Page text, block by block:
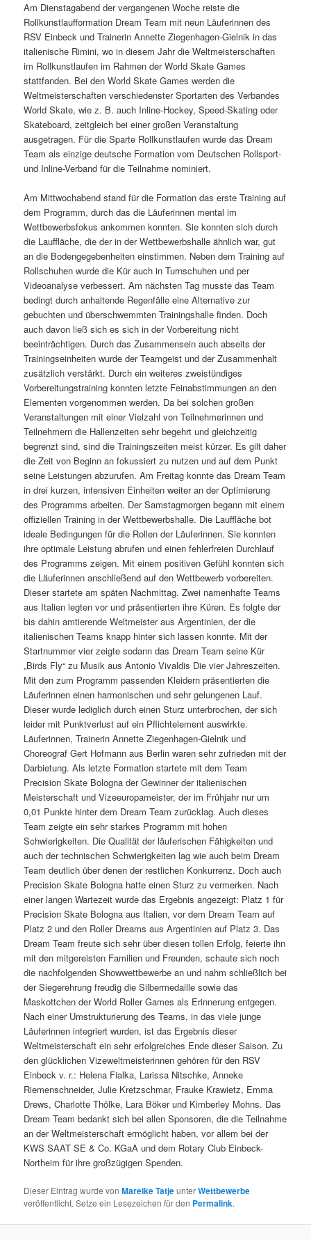
Am Dienstagabend der vergangenen Woche reiste die
Rollkunstlaufformation Dream Team mit neun Läuferinnen des
RSV Einbeck und Trainerin Annette Ziegenhagen-Gielnik in das
italienische Rimini, wo in diesem Jahr die Weltmeisterschaften
im Rollkunstlaufen im Rahmen der World Skate Games
stattfanden. Bei den World Skate Games werden die
Weltmeisterschaften verschiedenster Sportarten des Verbandes
World Skate, wie z. B. auch Inline-Hockey, Speed-Skating oder
Skateboard, zeitgleich bei einer großen Veranstaltung
ausgetragen. Für die Sparte Rollkunstlaufen wurde das Dream
Team als einzige deutsche Formation vom Deutschen Rollsport-
und Inline-Verband für die Teilnahme nominiert.
Am Mittwochabend stand für die Formation das erste Training auf
dem Programm, durch das die Läuferinnen mental im
Wettbewerbsfokus ankommen konnten. Sie konnten sich durch
die Lauffläche, die der in der Wettbewerbshalle ähnlich war, gut
an die Bodengegebenheiten einstimmen. Neben dem Training auf
Rollschuhen wurde die Kür auch in Turnschuhen und per
Videoanalyse verbessert. Am nächsten Tag musste das Team
bedingt durch anhaltende Regenfälle eine Alternative zur
gebuchten und überschwemmten Trainingshalle finden. Doch
auch davon ließ sich es sich in der Vorbereitung nicht
beeinträchtigen. Durch das Zusammensein auch abseits der
Trainingseinheiten wurde der Teamgeist und der Zusammenhalt
zusätzlich verstärkt. Durch ein weiteres zweistündiges
Vorbereitungstraining konnten letzte Feinabstimmungen an den
Elementen vorgenommen werden. Da bei solchen großen
Veranstaltungen mit einer Vielzahl von Teilnehmerinnen und
Teilnehmern die Hallenzeiten sehr begehrt und gleichzeitig
begrenzt sind, sind die Trainingszeiten meist kürzer. Es gilt daher
die Zeit von Beginn an fokussiert zu nutzen und auf dem Punkt
seine Leistungen abzurufen. Am Freitag konnte das Dream Team
in drei kurzen, intensiven Einheiten weiter an der Optimierung
des Programms arbeiten. Der Samstagmorgen begann mit einem
offiziellen Training in der Wettbewerbshalle. Die Lauffläche bot
ideale Bedingungen für die Rollen der Läuferinnen. Sie konnten
ihre optimale Leistung abrufen und einen fehlerfreien Durchlauf
des Programms zeigen. Mit einem positiven Gefühl konnten sich
die Läuferinnen anschließend auf den Wettbewerb vorbereiten.
Dieser startete am späten Nachmittag. Zwei namenhafte Teams
aus Italien legten vor und präsentierten ihre Küren. Es folgte der
bis dahin amtierende Weltmeister aus Argentinien, der die
italienischen Teams knapp hinter sich lassen konnte. Mit der
Startnummer vier zeigte sodann das Dream Team seine Kür
„Birds Fly“ zu Musik aus Antonio Vivaldis Die vier Jahreszeiten.
Mit den zum Programm passenden Kleidern präsentierten die
Läuferinnen einen harmonischen und sehr gelungenen Lauf.
Dieser wurde lediglich durch einen Sturz unterbrochen, der sich
leider mit Punktverlust auf ein Pflichtelement auswirkte.
Läuferinnen, Trainerin Annette Ziegenhagen-Gielnik und
Choreograf Gert Hofmann aus Berlin waren sehr zufrieden mit der
Darbietung. Als letzte Formation startete mit dem Team
Precision Skate Bologna der Gewinner der italienischen
Meisterschaft und Vizeeuropameister, der im Frühjahr nur um
0,01 Punkte hinter dem Dream Team zurücklag. Auch dieses
Team zeigte ein sehr starkes Programm mit hohen
Schwierigkeiten. Die Qualität der läuferischen Fähigkeiten und
auch der technischen Schwierigkeiten lag wie auch beim Dream
Team deutlich über denen der restlichen Konkurrenz. Doch auch
Precision Skate Bologna hatte einen Sturz zu vermerken. Nach
einer langen Wartezeit wurde das Ergebnis angezeigt: Platz 1 für
Precision Skate Bologna aus Italien, vor dem Dream Team auf
Platz 2 und den Roller Dreams aus Argentinien auf Platz 3. Das
Dream Team freute sich sehr über diesen tollen Erfolg, feierte ihn
mit den mitgereisten Familien und Freunden, schaute sich noch
die nachfolgenden Showwettbewerbe an und nahm schließlich bei
der Siegerehrung freudig die Silbermedaille sowie das
Maskottchen der World Roller Games als Erinnerung entgegen.
Nach einer Umstrukturierung des Teams, in das viele junge
Läuferinnen integriert wurden, ist das Ergebnis dieser
Weltmeisterschaft ein sehr erfolgreiches Ende dieser Saison. Zu
den glücklichen Vizeweltmeisterinnen gehören für den RSV
Einbeck v. r.: Helena Fialka, Larissa Nitschke, Anneke
Riemenschneider, Julie Kretzschmar, Frauke Krawietz, Emma
Drews, Charlotte Thölke, Lara Böker und Kimberley Mohns. Das
Dream Team bedankt sich bei allen Sponsoren, die die Teilnahme
an der Weltmeisterschaft ermöglicht haben, vor allem bei der
KWS SAAT SE & Co. KGaA und dem Rotary Club Einbeck-
Northeim für ihre großzügigen Spenden.
Dieser Eintrag wurde vonMareike TatjeunterWettbewerbe
veröffentlicht. Setze ein Lesezeichen für den Permalink.